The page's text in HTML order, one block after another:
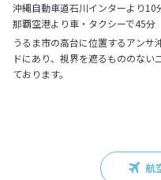
沖縄自動車道石川インターより10
那覇空港より車・タクシーで45分
うるま市の高台に位置するアンサ
ドにあり、視界を遮るもののな
ております。
航